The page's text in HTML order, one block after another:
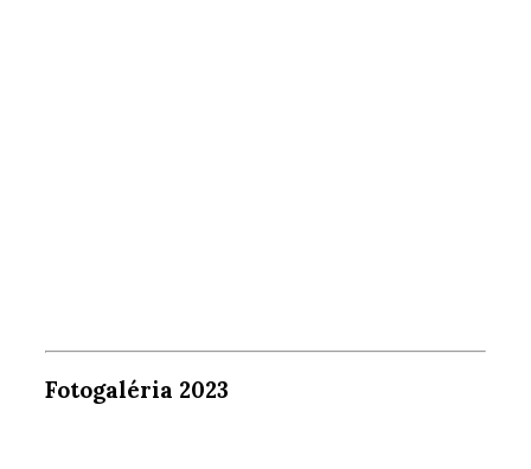
Fotogaléria 2023